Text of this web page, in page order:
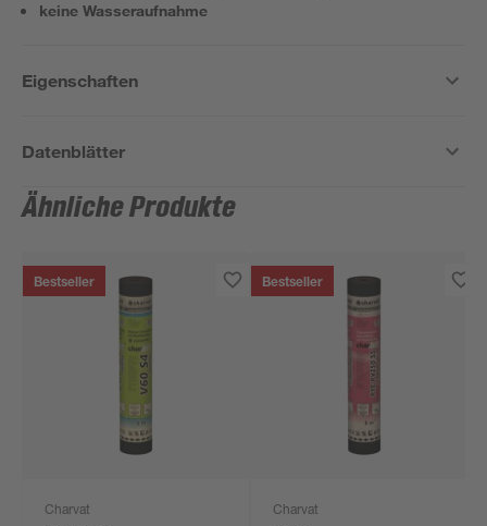
keine Wasseraufnahme
Eigenschaften
Datenblätter
Ähnliche Produkte
Bestseller
Charvat
Bestseller
Charvat